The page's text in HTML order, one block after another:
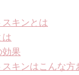
キンとは
は
効果
キンはこんな方